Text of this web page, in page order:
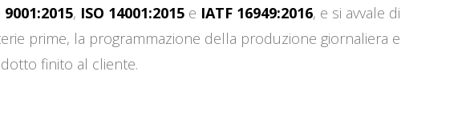
9001:2015, ISO 14001:2015 e IATF 16949:2016, e si avvale di
prime, la programmazione della produzione giornaliera e
finito al cliente.